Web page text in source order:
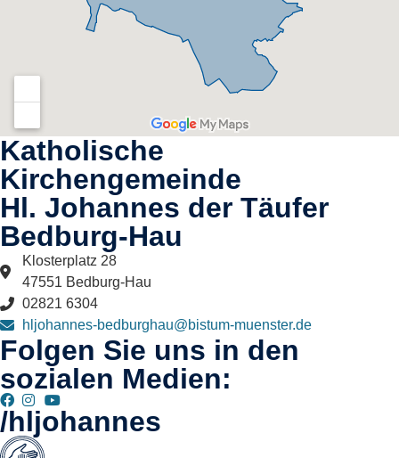
Katholische
Kirchengemeinde
Hl. Johannes der Täufer
Bedburg-Hau​
Klosterplatz 28
47551 Bedburg-Hau
02821 6304
hljohannes-bedburghau@bistum-muenster.de
Folgen Sie uns in den
sozialen Medien:
/hljohannes